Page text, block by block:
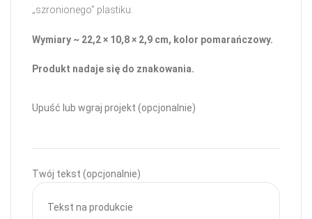
„szronionego” plastiku.
Wymiary ~ 22,2 × 10,8 × 2,9 cm, kolor pomarańczowy.
Produkt nadaje się do znakowania.
Upuść lub wgraj projekt (opcjonalnie)
Twój tekst (opcjonalnie)